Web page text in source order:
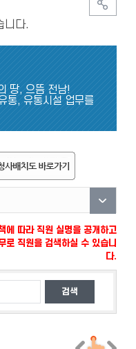
니다.
땅, 으뜸 전남!
통, 유통시설 업무를
에 따라 직원 실명을 공개하고
로 직원을 검색하실 수 있습니
다.